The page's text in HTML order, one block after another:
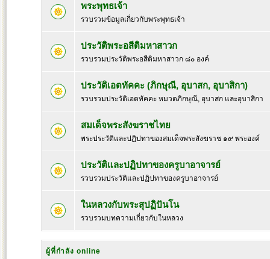
พระพุทธเจ้า
รวบรวมข้อมูลเกี่ยวกับพระพุทธเจ้า
ประวัติพระอสีติมหาสาวก
รวบรวมประวัติพระอสีติมหาสาวก ๘๐ องค์
ประวัติเอตทัคคะ (ภิกษุณี, อุบาสก, อุบาสิกา)
รวบรวมประวัติเอตทัคคะ หมวดภิกษุณี, อุบาสก และอุบาสิกา
สมเด็จพระสังฆราชไทย
พระประวัติและปฏิปทาของสมเด็จพระสังฆราช ๑๙ พระองค์
ประวัติและปฏิปทาของครูบาอาจารย์
รวบรวมประวัติและปฏิปทาของครูบาอาจารย์
ในหลวงกับพระสุปฏิปันโน
รวบรวมบทความเกี่ยวกับในหลวง
ผู้ที่กำลัง online